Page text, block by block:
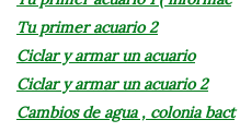
Tu primer acuario 2
Ciclar y armar un acuario
Ciclar y armar un acuario 2
Cambios de agua , colonia bact